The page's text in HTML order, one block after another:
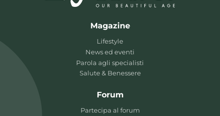
Magazine
Lifestyle
News ed eventi
Parola agli specialisti
Salute & Benessere
Forum
Partecipa al forum